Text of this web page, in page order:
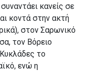
κανείς σε
κοντά στην ακτή
στον Σαρωνικό
τον Βόρειο
το
ενώ η